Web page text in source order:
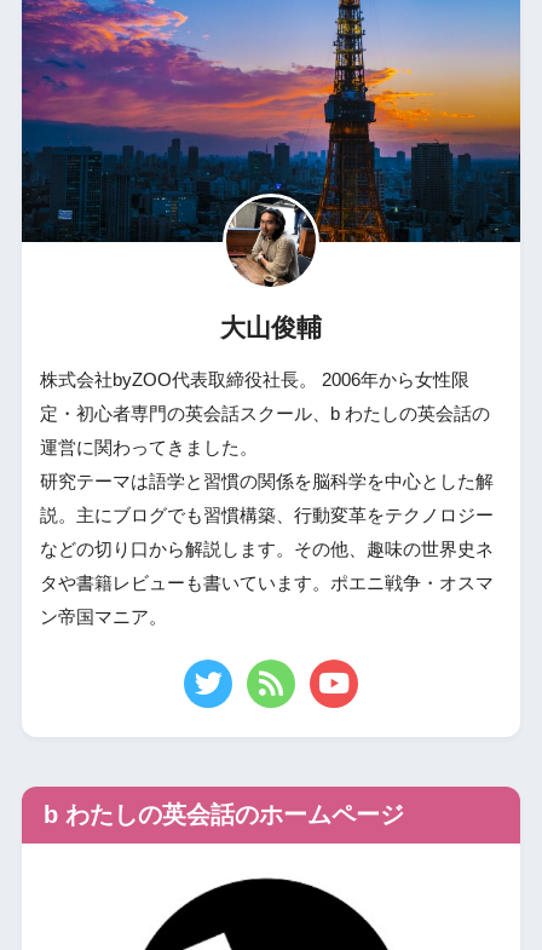
大山俊輔
株式会社byZOO代表取締役社長。 2006年から女性限
定・初心者専門の英会話スクール、b わたしの英会話の
運営に関わってきました。
研究テーマは語学と習慣の関係を脳科学を中心とした解
説。主にブログでも習慣構築、行動変革をテクノロジー
などの切り口から解説します。その他、趣味の世界史ネ
タや書籍レビューも書いています。ポエニ戦争・オスマ
ン帝国マニア。
b わたしの英会話のホームページ